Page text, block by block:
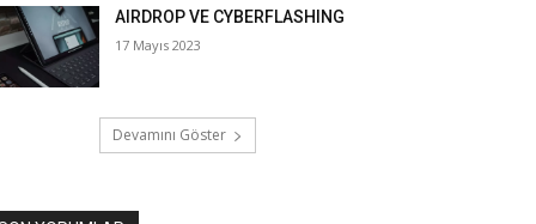
AIRDROP VE CYBERFLASHING
17 Mayıs 2023
Devamını Göster